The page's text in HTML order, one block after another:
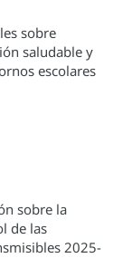
sobre
saludable y
escolares
sobre la
de las
2025-